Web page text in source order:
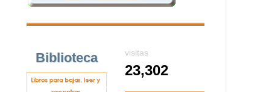
Biblioteca visitas
23,302